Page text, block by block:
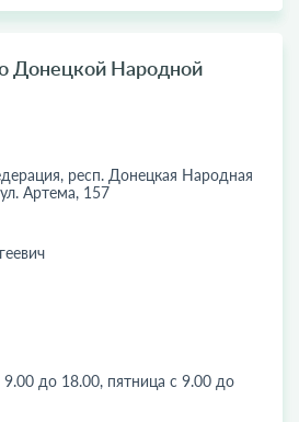
Донецкой Народной
респ. Донецкая Народная
Артема, 157
9.00 до 18.00, пятница с 9.00 до